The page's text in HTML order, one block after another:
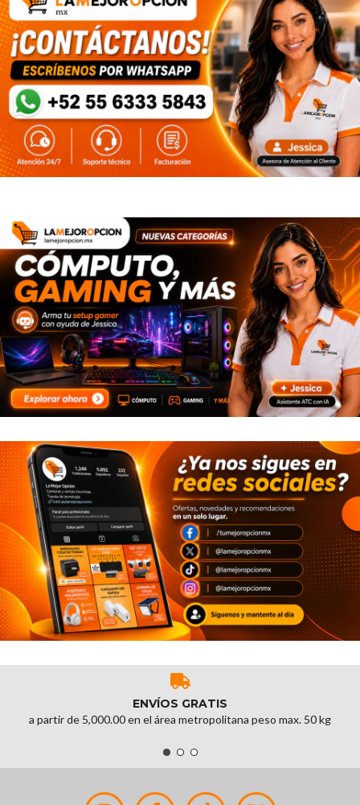
ENVÍOS GRATIS
a partir de 5,000.00 en el área metropolitana peso max. 50 kg